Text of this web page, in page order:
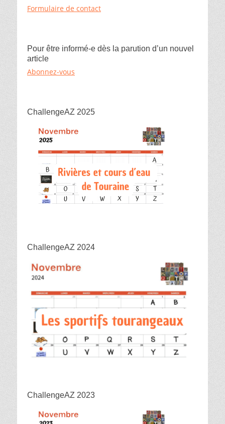
Formulaire de contact
Pour être informé-e dès la parution d’un nouvel
article
Abonnez-vous
ChallengeAZ 2025
ChallengeAZ 2024
ChallengeAZ 2023